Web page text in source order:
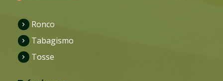
Ronco
Tabagismo
Tosse